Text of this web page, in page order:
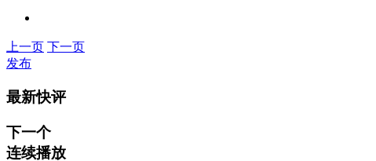
上一页 下一页
发布
最新快评
下一个
连续播放